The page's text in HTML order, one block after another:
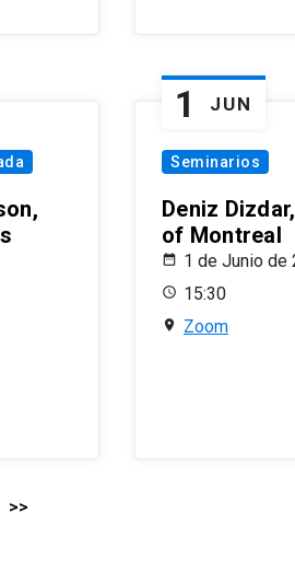
1 JUN
Seminarios
Deniz
of Montreal
1 de Junio de
15:30
Zoom
>>